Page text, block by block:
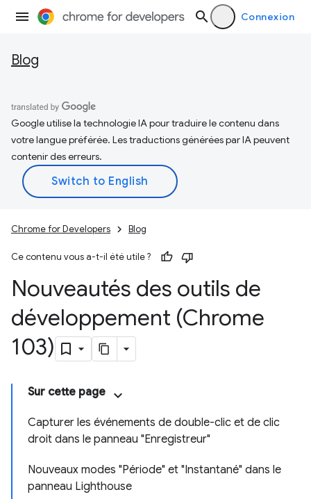
Connexion
Blog
Google utilise la technologie IA pour traduire le contenu dans
votre langue préférée. Les traductions générées par IA peuvent
contenir des erreurs.
Chrome for Developers Blog
Ce contenu vous a-t-il été utile ?
Nouveautés des outils de
développement (Chrome
103)
Sur cette page
Capturer les événements de double-clic et de clic
droit dans le panneau "Enregistreur"
Nouveaux modes "Période" et "Instantané" dans le
panneau Lighthouse